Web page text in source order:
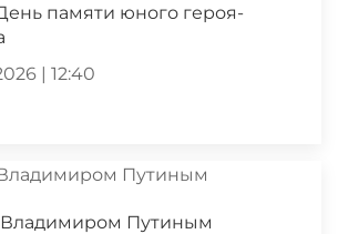
памяти юного героя-
| 12:40
Владимиром Путиным